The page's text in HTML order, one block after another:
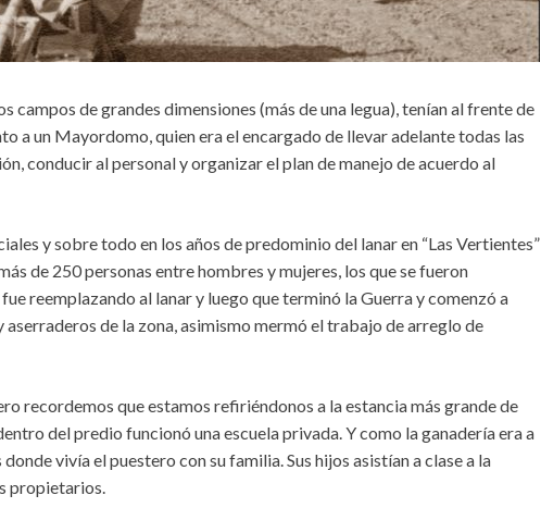
campos de grandes dimensiones (más de una legua), tenían al frente de
a un Mayordomo, quien era el encargado de llevar adelante todas las
conducir al personal y organizar el plan de manejo de acuerdo al
y sobre todo en los años de predominio del lanar en “Las Vertientes”
de 250 personas entre hombres y mujeres, los que se fueron
reemplazando al lanar y luego que terminó la Guerra y comenzó a
de la zona, asimismo mermó el trabajo de arreglo de
recordemos que estamos refiriéndonos a la estancia más grande de
del predio funcionó una escuela privada. Y como la ganadería era a
vivía el puestero con su familia. Sus hijos asistían a clase a la
propietarios.